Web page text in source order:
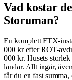
Vad kostar
Storuman?
En komplett FTX-
000 kr efter ROT-
000 kr. Husets
landar. Allt ingår,
får du en fast summa,